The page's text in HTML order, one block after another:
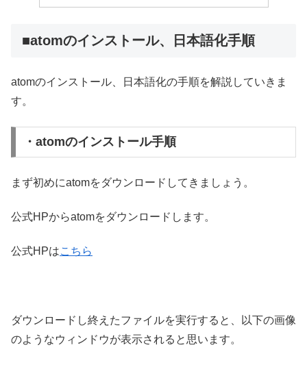
■atomのインストール、日本語化手順
atomのインストール、日本語化の手順を解説していきま
す。
・atomのインストール手順
まず初めにatomをダウンロードしてきましょう。
公式HPからatomをダウンロードします。
公式HPはこちら
ダウンロードし終えたファイルを実行すると、以下の画像
のようなウィンドウが表示されると思います。